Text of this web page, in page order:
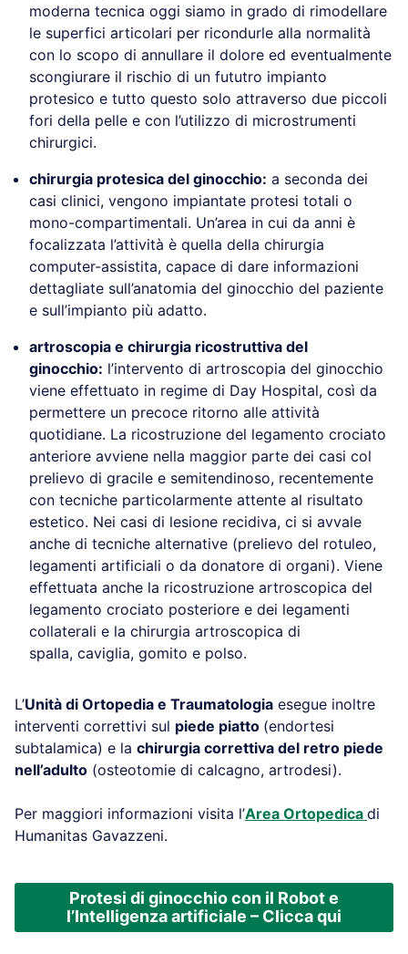
moderna tecnica oggi siamo in grado di rimodellare
le superfici articolari per ricondurle alla normalità
con lo scopo di annullare il dolore ed eventualmente
scongiurare il rischio di un fututro impianto
protesico e tutto questo solo attraverso due piccoli
fori della pelle e con l’utilizzo di microstrumenti
chirurgici.
chirurgia protesica del ginocchio: a seconda dei
casi clinici, vengono impiantate protesi totali o
mono-compartimentali. Un’area in cui da anni è
focalizzata l’attività è quella della chirurgia
computer-assistita, capace di dare informazioni
dettagliate sull’anatomia del ginocchio del paziente
e sull’impianto più adatto.
artroscopia e chirurgia ricostruttiva del
ginocchio: l’intervento di artroscopia del ginocchio
viene effettuato in regime di Day Hospital, così da
permettere un precoce ritorno alle attività
quotidiane. La ricostruzione del legamento crociato
anteriore avviene nella maggior parte dei casi col
prelievo di gracile e semitendinoso, recentemente
con tecniche particolarmente attente al risultato
estetico. Nei casi di lesione recidiva, ci si avvale
anche di tecniche alternative (prelievo del rotuleo,
legamenti artificiali o da donatore di organi). Viene
effettuata anche la ricostruzione artroscopica del
legamento crociato posteriore e dei legamenti
collaterali e la chirurgia artroscopica di
spalla, caviglia, gomito e polso.
L’Unità di Ortopedia e Traumatologia esegue inoltre
interventi correttivi sul piede piatto (endortesi
subtalamica) e la chirurgia correttiva del retro piede
nell’adulto (osteotomie di calcagno, artrodesi).
Per maggiori informazioni visita l’Area Ortopedica di
Humanitas Gavazzeni.
Protesi di ginocchio con il Robot e
l’Intelligenza artificiale – Clicca qui